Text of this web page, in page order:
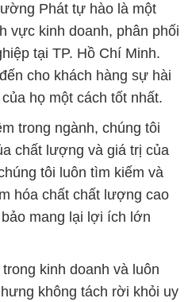
Phát tự hào là một
vực kinh doanh, phân phối
tại TP. Hồ Chí Minh.
cho khách hàng sự hài
họ một cách tốt nhất.
trong ngành, chúng tôi
chất lượng và giá trị của
tôi luôn tìm kiếm và
hóa chất chất lượng cao
mang lại lợi ích lớn
kinh doanh và luôn
không tách rời khỏi uy